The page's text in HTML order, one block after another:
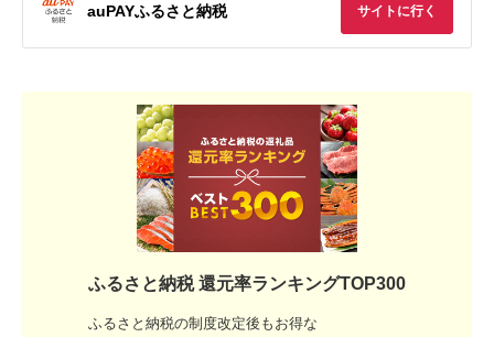
auPAYふるさと納税 サイトに行く
ふるさと納税 還元率ランキングTOP300
ふるさと納税の制度改定後もお得な